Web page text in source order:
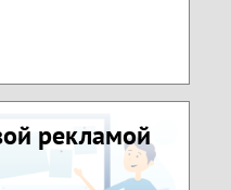
рекламой